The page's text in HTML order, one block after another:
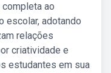
completa ao
escolar, adotando
relações
criatividade e
estudantes em sua